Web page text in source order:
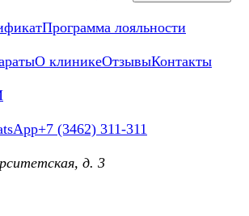
Программа лояльности
О клиникеОтзывыКонтакты
+7 (3462) 311-311
д. 3